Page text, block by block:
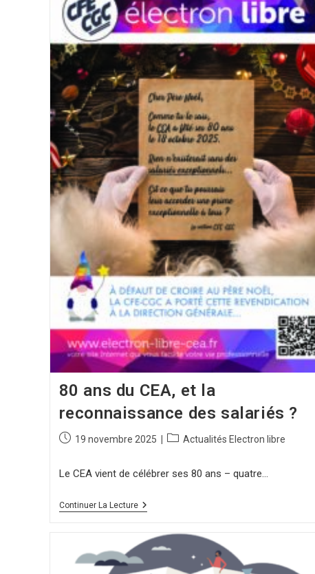
80 ans du CEA, et la
reconnaissance des salariés ?
19 novembre 2025 Actualités Electron libre
Le CEA vient de célébrer ses 80 ans – quatre…
Continuer La Lecture